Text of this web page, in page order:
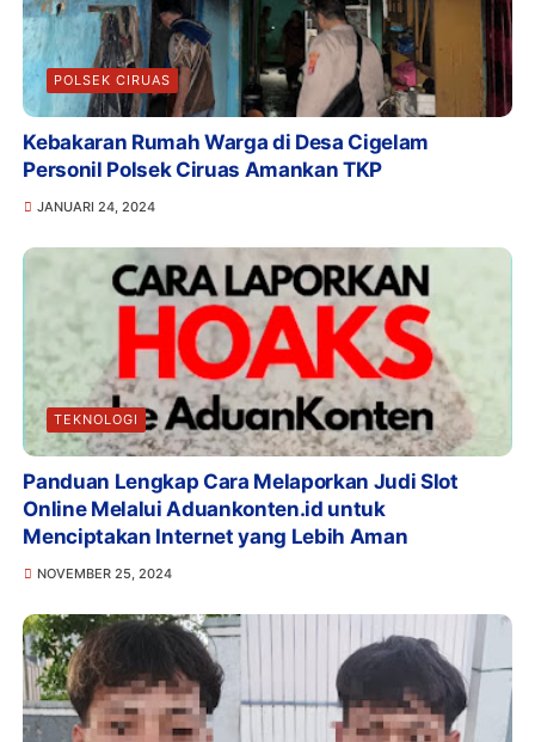
POLSEK CIRUAS
Kebakaran Rumah Warga di Desa Cigelam
Personil Polsek Ciruas Amankan TKP
JANUARI 24, 2024
TEKNOLOGI
Panduan Lengkap Cara Melaporkan Judi Slot
Online Melalui Aduankonten.id untuk
Menciptakan Internet yang Lebih Aman
NOVEMBER 25, 2024